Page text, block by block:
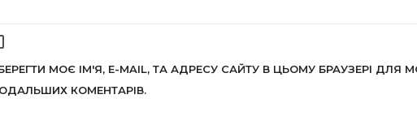
МОЄ ІМ'Я, E-MAIL, ТА АДРЕСУ САЙТУ В ЦЬОМУ БРАУЗЕРІ ДЛЯ
КОМЕНТАРІВ.